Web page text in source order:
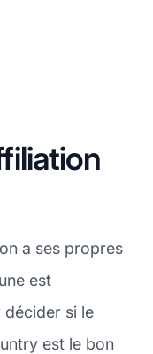
a ses propres
est
si le
est le bon